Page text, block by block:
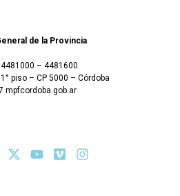
de la Provincia
– 4481600
piso – CP 5000 – Córdoba
mpfcordoba.gob.ar